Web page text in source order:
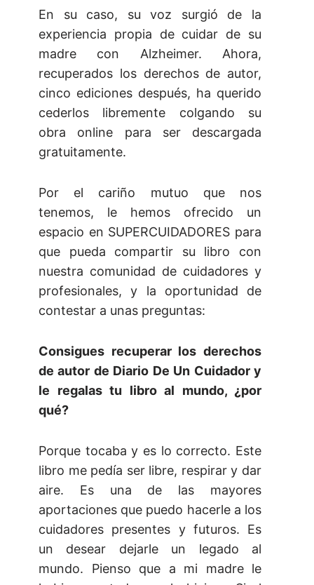
En su caso, su voz surgió de la
experiencia propia de cuidar de su
madre con Alzheimer. Ahora,
recuperados los derechos de autor,
cinco ediciones después, ha querido
cederlos libremente colgando su
obra online para ser descargada
gratuitamente.
Por el cariño mutuo que nos
tenemos, le hemos ofrecido un
espacio en SUPERCUIDADORES para
que pueda compartir su libro con
nuestra comunidad de cuidadores y
profesionales, y la oportunidad de
contestar a unas preguntas:
Consigues recuperar los derechos
de autor de Diario De Un Cuidador y
le regalas tu libro al mundo, ¿por
qué?
Porque tocaba y es lo correcto. Este
libro me pedía ser libre, respirar y dar
aire. Es una de las mayores
aportaciones que puedo hacerle a los
cuidadores presentes y futuros. Es
un desear dejarle un legado al
mundo. Pienso que a mi madre le